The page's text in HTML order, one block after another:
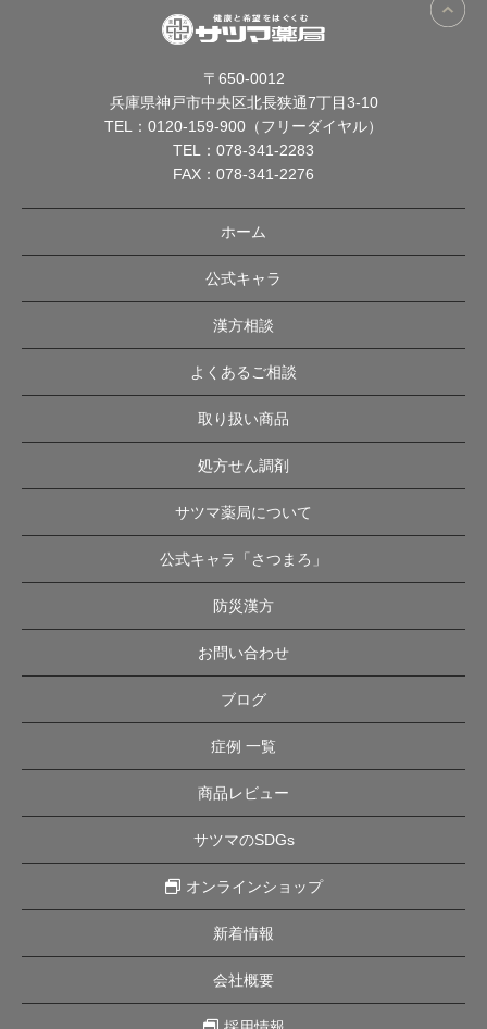
〒650-0012
兵庫県神戸市中央区北長狭通7丁目3-10
TEL： 0120-159-900（フリーダイヤル）
TEL： 078-341-2283
FAX：078-341-2276
ホーム
公式キャラ
漢方相談
よくあるご相談
取り扱い商品
処方せん調剤
サツマ薬局について
公式キャラ「さつまろ」
防災漢方
お問い合わせ
ブログ
症例 一覧
商品レビュー
サツマのSDGs
オンラインショップ
新着情報
会社概要